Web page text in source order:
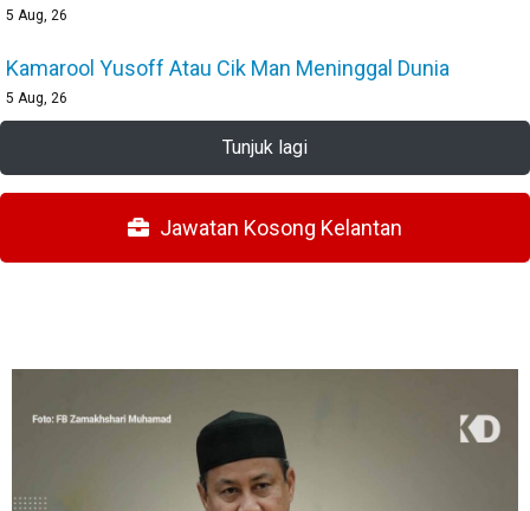
5 Aug, 26
Kamarool Yusoff Atau Cik Man Meninggal Dunia
5 Aug, 26
Tunjuk lagi
Jawatan Kosong Kelantan